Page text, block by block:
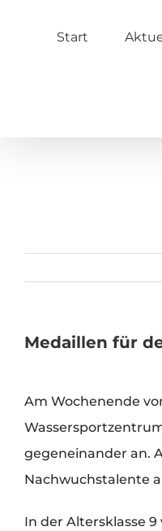
Start
Medaillen für
grösseres
Bild
Am Wochenende
gegeneinander an.
Nachwuchstalente
In der Altersklasse